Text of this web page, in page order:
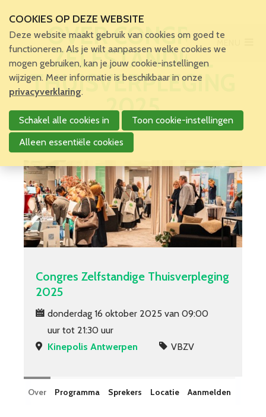
OVER CONGRES
ZELFSTANDIGE
THUISVERPLEGING
2025
Congres Zelfstandige Thuisverpleging
2025
donderdag 16 oktober 2025 van 09:00
uur tot 21:30 uur
Kinepolis Antwerpen
VBZV
Over Programma Sprekers Locatie Aanmelden
Main Menu
Home
Voor patiënten en zorgverleners
Verpleegkundigen
VBZV Helpcenter
Nieuws
Zoekertjes
Tijdschrift
Dossiers
Nuttige links
Navormingen
VBZV opleidingen
Niet-VBZV opleidingen
Over VBZV
COOKIES OP DEZE WEBSITE
Deze website maakt gebruik van cookies om goed te
functioneren. Als je wilt aanpassen welke cookies we
mogen gebruiken, kan je jouw cookie-instellingen
wijzigen. Meer informatie is beschikbaar in onze
privacyverklaring.
Schakel alle cookies in
Toon cookie-instellingen
Alleen essentiële cookies